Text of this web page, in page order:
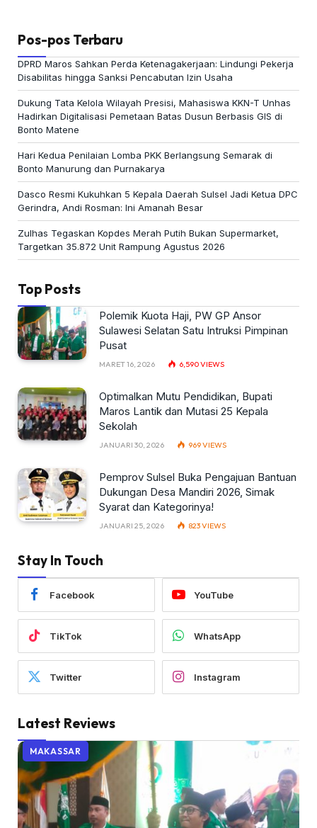
Pos-pos Terbaru
DPRD Maros Sahkan Perda Ketenagakerjaan: Lindungi Pekerja
Disabilitas hingga Sanksi Pencabutan Izin Usaha
Dukung Tata Kelola Wilayah Presisi, Mahasiswa KKN-T Unhas
Hadirkan Digitalisasi Pemetaan Batas Dusun Berbasis GIS di
Bonto Matene
Hari Kedua Penilaian Lomba PKK Berlangsung Semarak di
Bonto Manurung dan Purnakarya
Dasco Resmi Kukuhkan 5 Kepala Daerah Sulsel Jadi Ketua DPC
Gerindra, Andi Rosman: Ini Amanah Besar
Zulhas Tegaskan Kopdes Merah Putih Bukan Supermarket,
Targetkan 35.872 Unit Rampung Agustus 2026
Top Posts
Polemik Kuota Haji, PW GP Ansor
Sulawesi Selatan Satu Intruksi Pimpinan
Pusat
MARET 16, 2026 6,590VIEWS
Optimalkan Mutu Pendidikan, Bupati
Maros Lantik dan Mutasi 25 Kepala
Sekolah
JANUARI 30, 2026 969VIEWS
Pemprov Sulsel Buka Pengajuan Bantuan
Dukungan Desa Mandiri 2026, Simak
Syarat dan Kategorinya!
JANUARI 25, 2026 823VIEWS
Stay In Touch
Facebook YouTube
TikTok WhatsApp
Twitter Instagram
Latest Reviews
MAKASSAR